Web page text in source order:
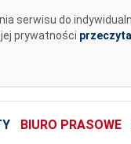
serwisu do
prywatności
BIURO PRASOWE